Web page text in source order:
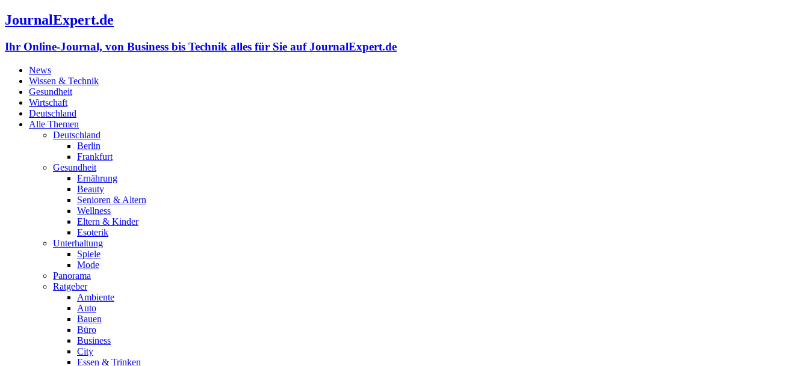
JournalExpert.de
Ihr Online-Journal, von Business bis Technik alles für Sie auf JournalExpert.de
News
Wissen & Technik
Gesundheit
Wirtschaft
Deutschland
Alle Themen
Deutschland
Berlin
Frankfurt
Gesundheit
Ernährung
Beauty
Senioren & Altern
Wellness
Eltern & Kinder
Esoterik
Unterhaltung
Spiele
Mode
Panorama
Ratgeber
Ambiente
Auto
Bauen
Büro
Business
City
Essen & Trinken